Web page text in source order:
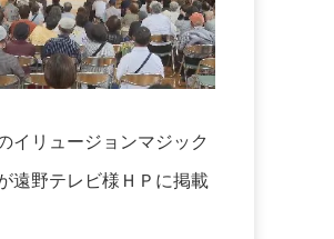
イリュージョンマジック
遠野テレビ様ＨＰに掲載